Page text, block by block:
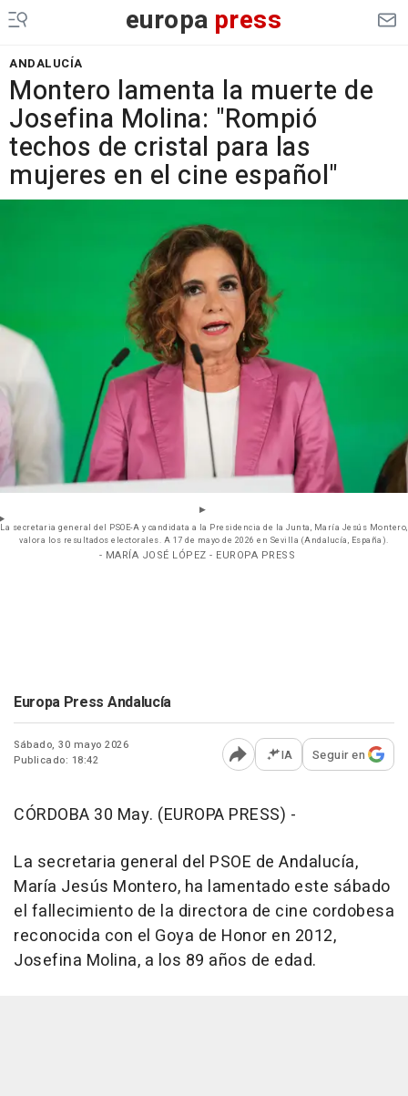
europa press
ANDALUCÍA
Montero lamenta la muerte de
Josefina Molina: "Rompió
techos de cristal para las
mujeres en el cine español"
La secretaria general del PSOE-A y candidata a la Presidencia de la Junta, María Jesús Montero,
valora los resultados electorales. A 17 de mayo de 2026 en Sevilla (Andalucía, España).
- MARÍA JOSÉ LÓPEZ - EUROPA PRESS
Europa Press Andalucía
Sábado, 30 mayo 2026
Publicado: 18:42
Abrir opciones para
IA Seguir en
CÓRDOBA 30 May. (EUROPA PRESS) -
La secretaria general del PSOE de Andalucía,
María Jesús Montero, ha lamentado este sábado
el fallecimiento de la directora de cine cordobesa
reconocida con el Goya de Honor en 2012,
Josefina Molina, a los 89 años de edad.